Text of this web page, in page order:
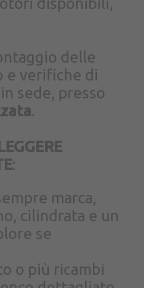
delle
e verifiche di
sede, presso
.
:
marca,
cilindrata e un
se
o più ricambi